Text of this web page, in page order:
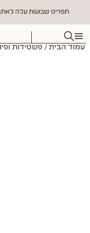
תפריט שבועות עלה
עמוד הבית / פשטידות